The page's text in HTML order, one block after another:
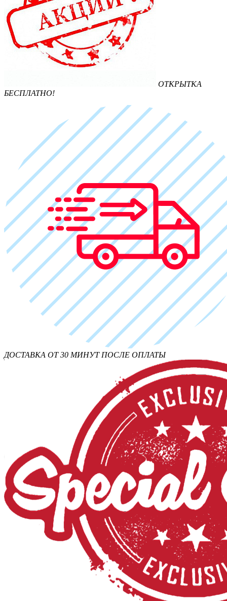
ОТКРЫТКА
БЕСПЛАТНО!
ДОСТАВКА ОТ 30 МИНУТ ПОСЛЕ ОПЛАТЫ